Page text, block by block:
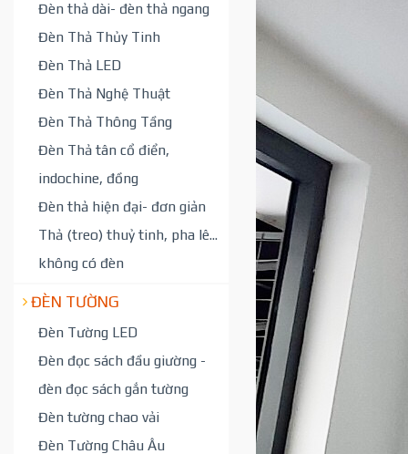
Đèn thả dài- đèn thả ngang
Đèn Thả Thủy Tinh
Đèn Thả LED
Đèn Thả Nghệ Thuật
Đèn Thả Thông Tầng
Đèn Thả tân cổ điển,
indochine, đồng
Đèn thả hiện đại- đơn giản
Thả (treo) thuỷ tinh, pha lê...
không có đèn
ĐÈN TƯỜNG
Đèn Tường LED
Đèn đọc sách đầu giường -
đèn đọc sách gắn tường
Đèn tường chao vải
Đèn Tường Châu Âu